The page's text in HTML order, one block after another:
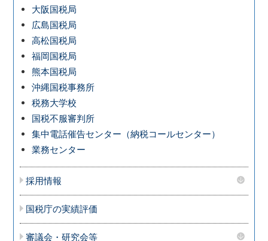
大阪国税局
広島国税局
高松国税局
福岡国税局
熊本国税局
沖縄国税事務所
税務大学校
国税不服審判所
集中電話催告センター（納税コールセンター）
業務センター
採用情報
国税庁の実績評価
審議会・研究会等